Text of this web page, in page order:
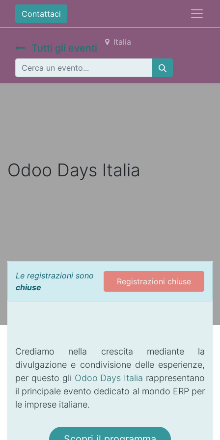
Contattaci
Tutti gli eventi
Italia
Odoo Days Italia
Le registrazioni sono
chiuse
Registrazioni chiuse
Crediamo nella crescita mediante la
divulgazione e condivisione delle esperienze,
per questo gli Odoo Days Italia rappresentano
il principale evento dedicato al mondo ERP per
le imprese italiane.